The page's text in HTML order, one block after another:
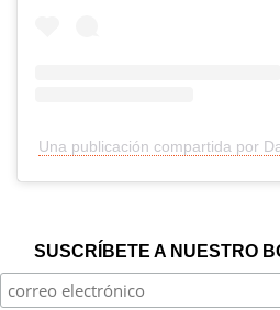
Una publicación compartida por
SUSCRÍBETE A NUESTRO